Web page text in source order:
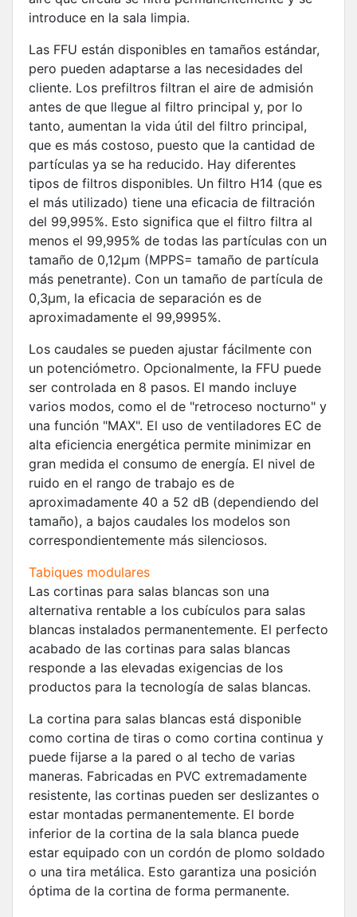
introduce en la sala limpia.
Las FFU están disponibles en tamaños estándar,
pero pueden adaptarse a las necesidades del
cliente. Los prefiltros filtran el aire de admisión
antes de que llegue al filtro principal y, por lo
tanto, aumentan la vida útil del filtro principal,
que es más costoso, puesto que la cantidad de
partículas ya se ha reducido. Hay diferentes
tipos de filtros disponibles. Un filtro H14 (que es
el más utilizado) tiene una eficacia de filtración
del 99,995%. Esto significa que el filtro filtra al
menos el 99,995% de todas las partículas con un
tamaño de 0,12µm (MPPS= tamaño de partícula
más penetrante). Con un tamaño de partícula de
0,3µm, la eficacia de separación es de
aproximadamente el 99,9995%.
Los caudales se pueden ajustar fácilmente con
un potenciómetro. Opcionalmente, la FFU puede
ser controlada en 8 pasos. El mando incluye
varios modos, como el de "retroceso nocturno" y
una función "MAX". El uso de ventiladores EC de
alta eficiencia energética permite minimizar en
gran medida el consumo de energía. El nivel de
ruido en el rango de trabajo es de
aproximadamente 40 a 52 dB (dependiendo del
tamaño), a bajos caudales los modelos son
correspondientemente más silenciosos.
Tabiques modulares
Las cortinas para salas blancas son una
alternativa rentable a los cubículos para salas
blancas instalados permanentemente. El perfecto
acabado de las cortinas para salas blancas
responde a las elevadas exigencias de los
productos para la tecnología de salas blancas.
La cortina para salas blancas está disponible
como cortina de tiras o como cortina continua y
puede fijarse a la pared o al techo de varias
maneras. Fabricadas en PVC extremadamente
resistente, las cortinas pueden ser deslizantes o
estar montadas permanentemente. El borde
inferior de la cortina de la sala blanca puede
estar equipado con un cordón de plomo soldado
o una tira metálica. Esto garantiza una posición
óptima de la cortina de forma permanente.